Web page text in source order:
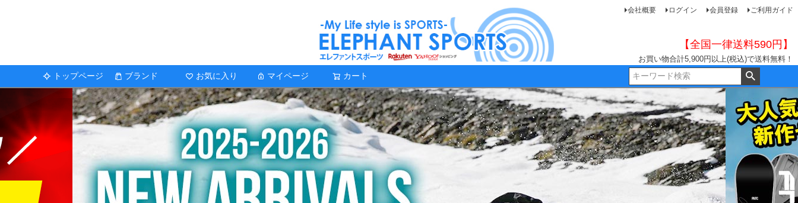
会社概要 ログイン 会員登録 ご利用ガイド
【全国一律送料590円】
お買い物合計5,900円以上(税込)で送料無料！
トップページ ブランド お気に入り マイページ カート